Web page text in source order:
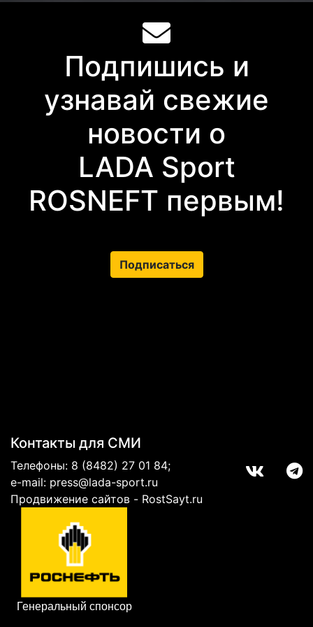
Подпишись и
узнавай свежие
новости о
LADA Sport
ROSNEFT первым!
Подписаться
Контакты для СМИ
Телефоны: 8 (8482) 27 01 84;
e-mail: press@lada-sport.ru
Продвижение сайтов - RostSayt.ru
Генеральный спонсор